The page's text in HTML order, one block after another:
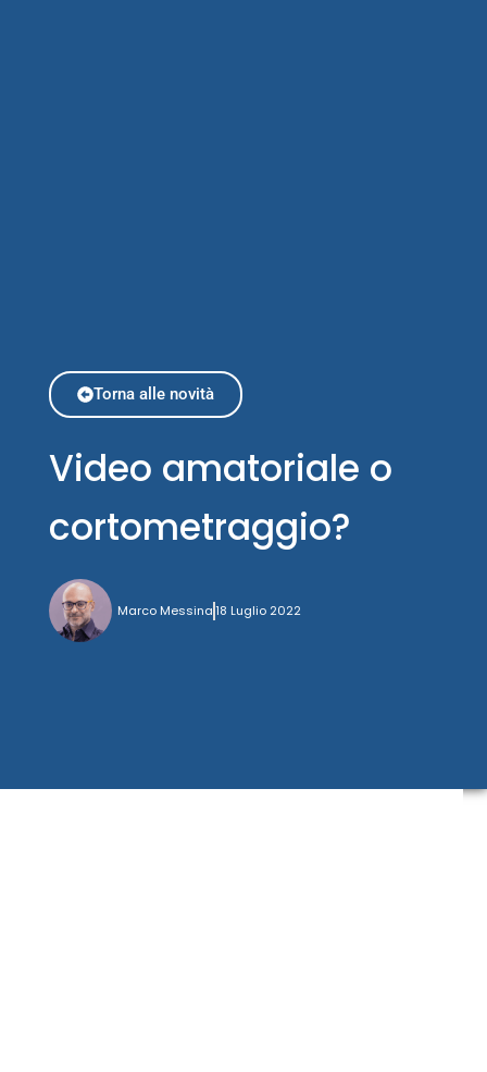
Torna alle novità
Video amatoriale o
cortometraggio?
Marco Messina18 Luglio 2022